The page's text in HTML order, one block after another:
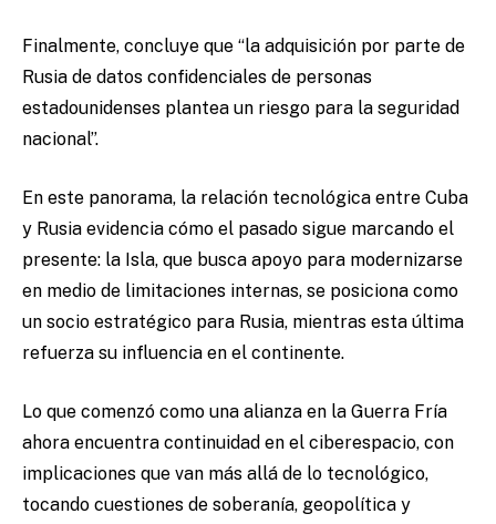
Finalmente, concluye que “la adquisición por parte de
Rusia de datos confidenciales de personas
estadounidenses plantea un riesgo para la seguridad
nacional”.
En este panorama, la relación tecnológica entre Cuba
y Rusia evidencia cómo el pasado sigue marcando el
presente: la Isla, que busca apoyo para modernizarse
en medio de limitaciones internas, se posiciona como
un socio estratégico para Rusia, mientras esta última
refuerza su influencia en el continente.
Lo que comenzó como una alianza en la Guerra Fría
ahora encuentra continuidad en el ciberespacio, con
implicaciones que van más allá de lo tecnológico,
tocando cuestiones de soberanía, geopolítica y